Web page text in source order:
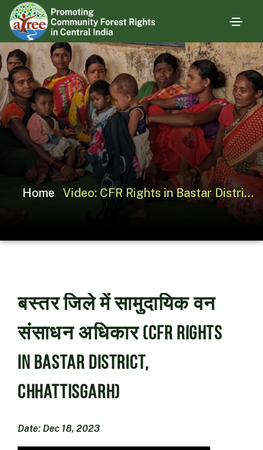
Home Video: CFR Rights in Bastar District, Chhattisgarh (Hindi)
बस्तर जिले में सामुदायिक वन
संसाधन अधिकार (CFR Rights
in Bastar District,
Chhattisgarh)
Date: Dec 18, 2023